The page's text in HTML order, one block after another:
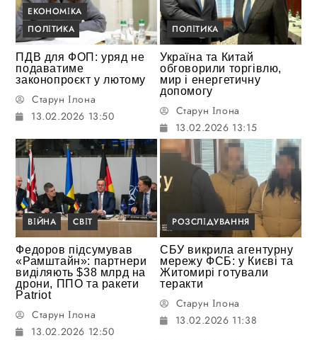
ЕКОНОМІКА
ПОЛІТИКА
ПДВ для ФОП: уряд не
подаватиме
законопроєкт у лютому
Старун Ілона
13.02.2026 13:50
ПОЛІТИКА
Україна та Китай
обговорили торгівлю,
мир і енергетичну
допомогу
Старун Ілона
13.02.2026 13:15
ВІЙНА СВІТ
Федоров підсумував
«Рамштайн»: партнери
виділяють $38 млрд на
дрони, ППО та ракети
Patriot
Старун Ілона
13.02.2026 12:50
РОЗСЛІДУВАННЯ
СБУ викрила агентурну
мережу ФСБ: у Києві та
Житомирі готували
теракти
Старун Ілона
13.02.2026 11:38